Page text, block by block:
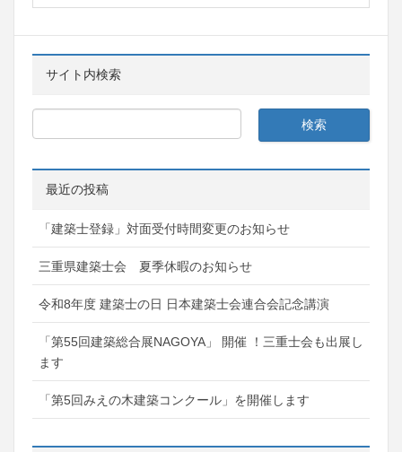
サイト内検索
最近の投稿
「建築士登録」対面受付時間変更のお知らせ
三重県建築士会 夏季休暇のお知らせ
令和8年度 建築士の日 日本建築士会連合会記念講演
「第55回建築総合展NAGOYA」 開催 ！三重士会も出展し
ます
「第5回みえの木建築コンクール」を開催します